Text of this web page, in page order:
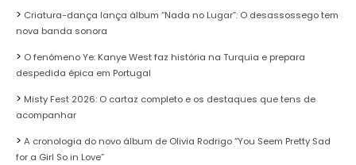
Criatura-dança lança álbum “Nada no Lugar”: O desassossego tem
nova banda sonora
O fenómeno Ye: Kanye West faz história na Turquia e prepara
despedida épica em Portugal
Misty Fest 2026: O cartaz completo e os destaques que tens de
acompanhar
A cronologia do novo álbum de Olivia Rodrigo “You Seem Pretty Sad
for a Girl So in Love”